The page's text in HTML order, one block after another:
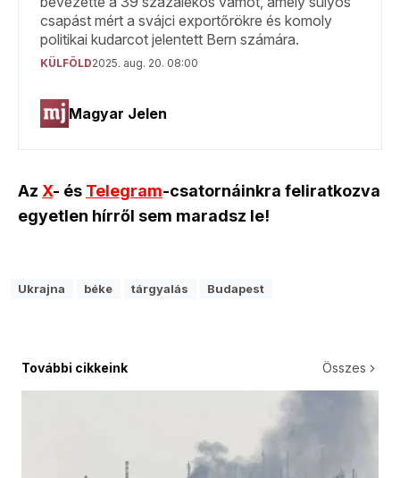
Az X- és Telegram-csatornáinkra feliratkozva
egyetlen hírről sem maradsz le!
Ukrajna béke tárgyalás Budapest
További cikkeink Összes